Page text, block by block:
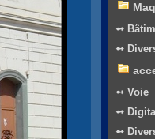
➻
➻
➻ Voie
➻
➻